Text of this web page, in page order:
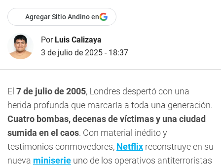
Agregar Sitio Andino en
Por Luis Calizaya
3 de julio de 2025 - 18:37
El 7 de julio de 2005, Londres despertó con una
herida profunda que marcaría a toda una generación.
Cuatro bombas, decenas de víctimas y una ciudad
sumida en el caos. Con material inédito y
testimonios conmovedores, Netflix reconstruye en su
nueva miniserie uno de los operativos antiterroristas